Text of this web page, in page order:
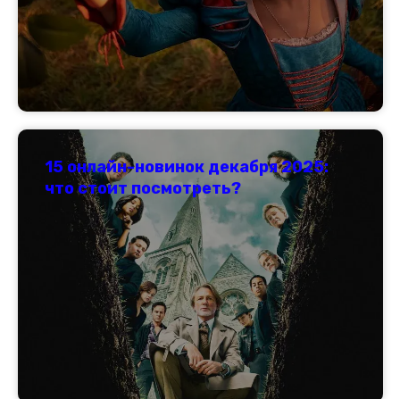
15 онлайн-новинок декабря 2025:
что стоит посмотреть?